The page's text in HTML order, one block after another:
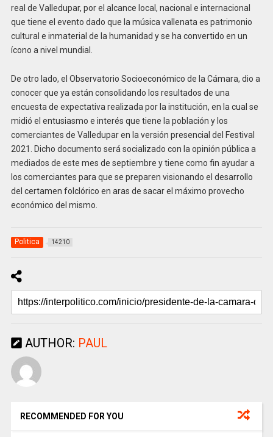
real de Valledupar, por el alcance local, nacional e internacional
que tiene el evento dado que la música vallenata es patrimonio
cultural e inmaterial de la humanidad y se ha convertido en un
ícono a nivel mundial.
De otro lado, el Observatorio Socioeconómico de la Cámara, dio a
conocer que ya están consolidando los resultados de una
encuesta de expectativa realizada por la institución, en la cual se
midió el entusiasmo e interés que tiene la población y los
comerciantes de Valledupar en la versión presencial del Festival
2021. Dicho documento será socializado con la opinión pública a
mediados de este mes de septiembre y tiene como fin ayudar a
los comerciantes para que se preparen visionando el desarrollo
del certamen folclórico en aras de sacar el máximo provecho
económico del mismo.
Politica 14210
AUTHOR: PAUL
RECOMMENDED FOR YOU